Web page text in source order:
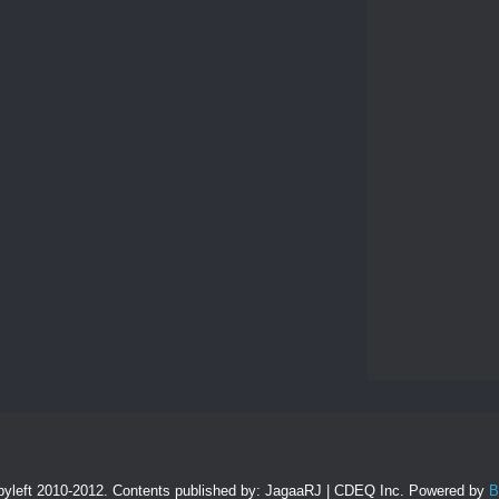
2010-2012. Contents published by: JagaaRJ | CDEQ Inc. Powered by